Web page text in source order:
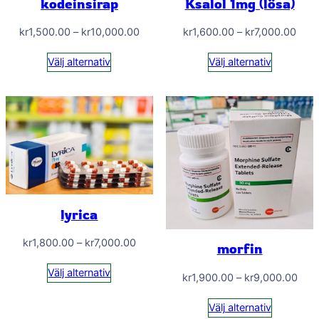
kodeinsirap
kr1,500.00 – kr10,000.00Prisintervall:
Välj alternativ
Ksalol 1mg (lösa)
kr1,600.00 – kr7,000.00
Välj alternativ
lyrica
kr1,800.00 – kr7,000.00Prisintervall:
Välj alternativ
morfin
kr1,900.00 – kr9,000.00
Välj alternativ